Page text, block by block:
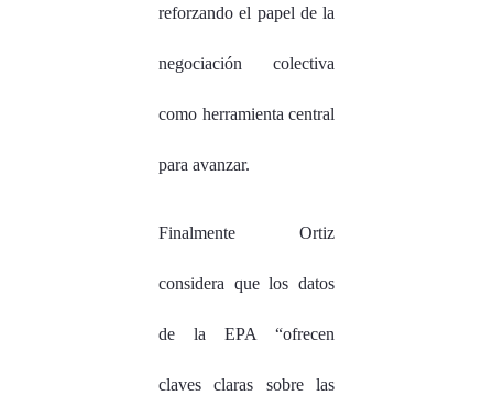
reforzando el papel de la
negociación colectiva
como herramienta central
para avanzar.
Finalmente Ortiz
considera que los datos
de la EPA “ofrecen
claves claras sobre las